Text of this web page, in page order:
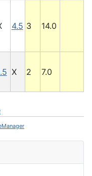
4.5 3 14.0
X 2 7.0